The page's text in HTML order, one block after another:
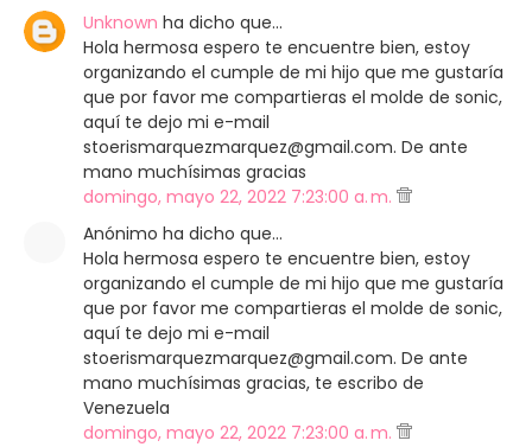
Unknown ha dicho que…
Hola hermosa espero te encuentre bien, estoy
organizando el cumple de mi hijo que me gustaría
que por favor me compartieras el molde de sonic,
aquí te dejo mi e-mail
stoerismarquezmarquez@gmail.com. De ante
mano muchísimas gracias
domingo, mayo 22, 2022 7:23:00 a. m.
Anónimo ha dicho que…
Hola hermosa espero te encuentre bien, estoy
organizando el cumple de mi hijo que me gustaría
que por favor me compartieras el molde de sonic,
aquí te dejo mi e-mail
stoerismarquezmarquez@gmail.com. De ante
mano muchísimas gracias, te escribo de
Venezuela
domingo, mayo 22, 2022 7:23:00 a. m.